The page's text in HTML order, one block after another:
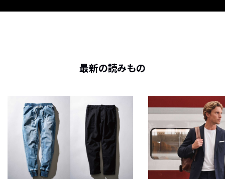
最新の読みもの